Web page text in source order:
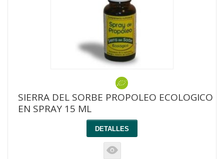
SIERRA DEL SORBE PROPOLEO ECOLOGICO
EN SPRAY 15 ML
DETALLES
K